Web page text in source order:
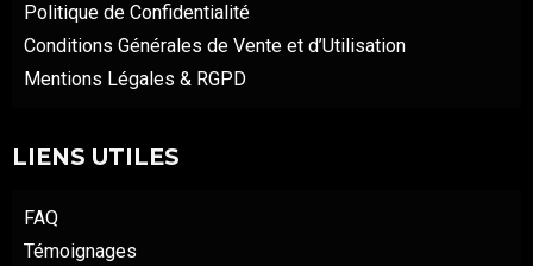
Politique de Confidentialité
Conditions Générales de Vente et d’Utilisation
Mentions Légales & RGPD
LIENS UTILES
FAQ
Témoignages